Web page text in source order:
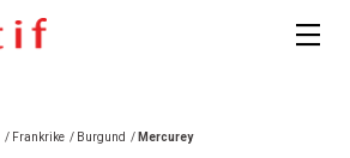
/ Frankrike / Burgund / Mercurey